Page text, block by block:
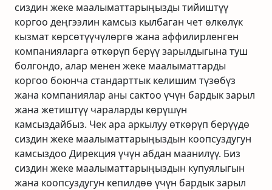
сиздин жеке маалыматтарыңызды тийиштүү
коргоо деңгээлин камсыз кылбаган чет өлкөлүк
кызмат көрсөтүүчүлөргө жана аффилирленген
компанияларга өткөрүп берүү зарылдыгына туш
болгондо, алар менен жеке маалыматтарды
коргоо боюнча стандарттык келишим түзөбүз
жана компаниялар аны сактоо үчүн бардык зарыл
жана жетиштүү чараларды көрүшүн
камсыздайбыз. Чек ара аркылуу өткөрүп берүүдө
сиздин жеке маалыматтарыңыздын коопсуздугун
камсыздоо Дирекция үчүн абдан маанилүү. Биз
сиздин жеке маалыматтарыңыздын купуялыгын
жана коопсуздугун кепилдөө үчүн бардык зарыл